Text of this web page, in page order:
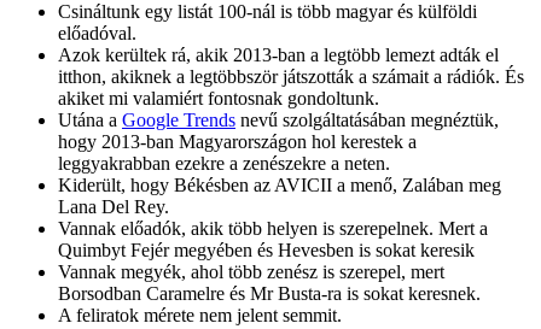
Csináltunk egy listát 100-nál is több magyar és külföldi
előadóval.
Azok kerültek rá, akik 2013-ban a legtöbb lemezt adták el
itthon, akiknek a legtöbbször játszották a számait a rádiók. És
akiket mi valamiért fontosnak gondoltunk.
Utána a Google Trends nevű szolgáltatásában megnéztük,
hogy 2013-ban Magyarországon hol kerestek a
leggyakrabban ezekre a zenészekre a neten.
Kiderült, hogy Békésben az AVICII a menő, Zalában meg
Lana Del Rey.
Vannak előadók, akik több helyen is szerepelnek. Mert a
Quimbyt Fejér megyében és Hevesben is sokat keresik
Vannak megyék, ahol több zenész is szerepel, mert
Borsodban Caramelre és Mr Busta-ra is sokat keresnek.
A feliratok mérete nem jelent semmit.